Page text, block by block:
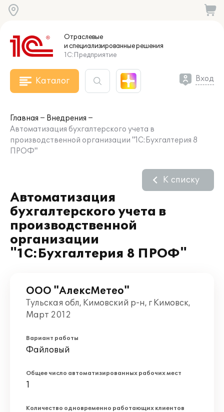
Отраслевые
и специализированныерешения
1С:Предприятие
Каталог Вход
Главная
Внедрения
Автоматизация бухгалтерского учета в
производственной организации "1С:Бухгалтерия 8
ПРОФ"
Автоматизация
бухгалтерского учета в
производственной
организации
"1С:Бухгалтерия 8 ПРОФ"
К списку
ООО "АлексМетео"
Тульская обл, Кимовский р-н, г Кимовск,
Март 2012
Вариант работы
Файловый
Общее число автоматизированных рабочих мест
1
Количество одновременно работающих клиентов